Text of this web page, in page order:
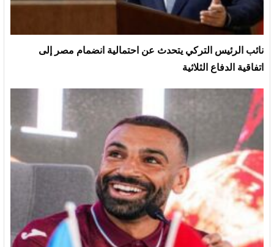
نائب الرئيس التركي يتحدث عن احتمالية انضمام مصر إلى
اتفاقية الدفاع الثلاثية